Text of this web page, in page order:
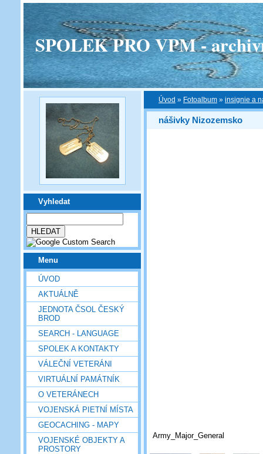
SPOLEK PRO VPM -
Vyhledat
Menu
ÚVOD
AKTUÁLNĚ
JEDNOTA ČSOL ČESKÝ
BROD
SEARCH - LANGUAGE
SPOLEK A KONTAKTY
VÁLEČNÍ VETERÁNI
VIRTUÁLNÍ PAMÁTNÍK
O VETERÁNECH
VOJENSKÁ PIETNÍ MÍSTA
GEOCACHING - MAPY
VOJENSKÉ OBJEKTY A
PROSTORY
Úvod » Fotoalbum » insignie a
nášivky Nizozemsko
Army_Major_General